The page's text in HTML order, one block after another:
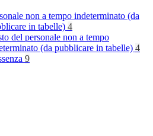
non a tempo indeterminato (da
in tabelle) 4
del personale non a tempo
(da pubblicare in tabelle) 4
9